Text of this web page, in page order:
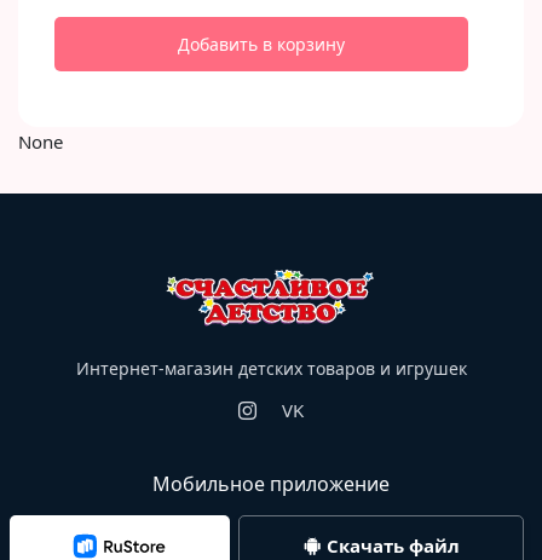
Добавить в корзину
None
Интернет-магазин детских товаров и игрушек
VK
Мобильное приложение
Скачать файл